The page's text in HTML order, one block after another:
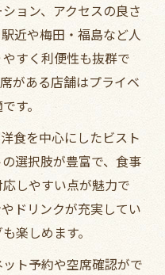
ョン、アクセスの良さ
近や梅田・福島など人
すく利便性も抜群で
がある店舗はプライベ
す。
食を中心にしたビスト
選択肢が豊富で、食事
しやすい点が魅力で
ドリンクが充実してい
楽しめます。
ト予約や空席確認がで